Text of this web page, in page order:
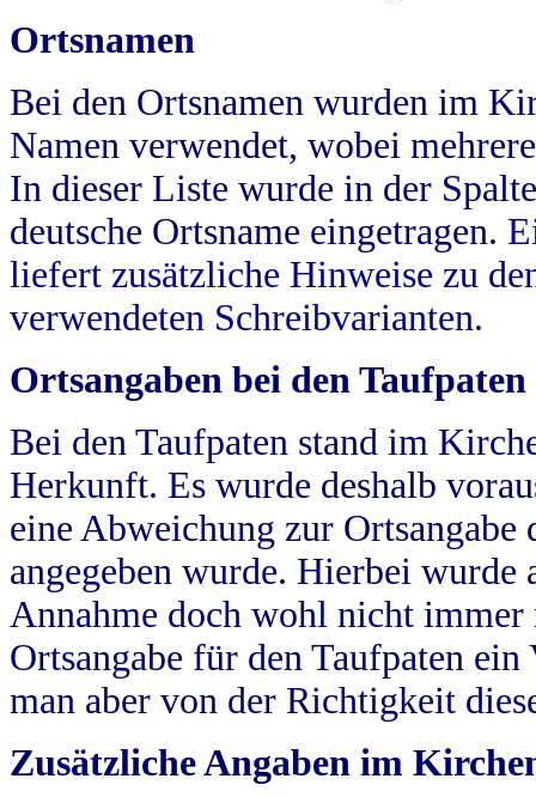
Ortsnamen
Bei den Ortsnamen wurden im
Namen verwendet, wobei
In dieser Liste wurde in der
deutsche Ortsname eingetragen.
liefert zusätzliche Hinweise zu
verwendeten Schreibvarianten.
Ortsangaben bei den Taufpaten
Bei den Taufpaten stand im
Herkunft. Es wurde deshalb
eine Abweichung zur
angegeben wurde. Hierbei wurde
Annahme doch wohl nicht
Ortsangabe für den Taufpaten
man aber von der Richtigkeit
Zusätzliche Angaben im